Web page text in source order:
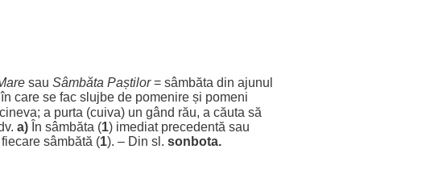
sau Sâmbăta Paștilor= sâmbăta din ajunul
în care se fac slujbe de pomenire și pomeni
a purta (cuiva) un gând rău, a căuta să
a) În sâmbăta (1) imediat precedentă sau
fiecare sâmbătă (1). – Din sl. sonbota.